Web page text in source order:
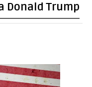
Donald Trump